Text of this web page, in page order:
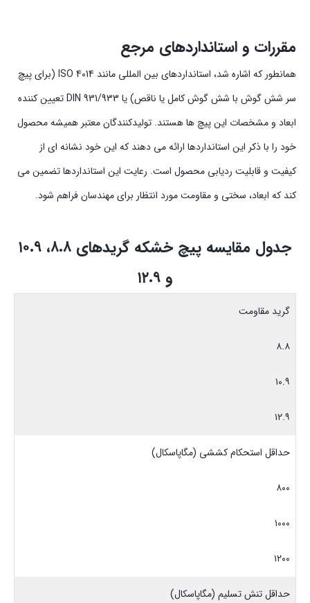
مقررات و استانداردهای مرجع
همانطور که اشاره شد، استانداردهای بین المللی مانند ISO 4014 (برای پیچ
سر شش گوش با شش گوش کامل یا ناقص) یا DIN 931/933 تعیین کننده
ابعاد و مشخصات این پیچ ها هستند. تولیدکنندگان معتبر همیشه محصول
خود را با ذکر این استانداردها ارائه می دهند که این خود نشانه ای از
کیفیت و قابلیت ردیابی محصول است. رعایت این استانداردها تضمین می
کند که ابعاد، سختی و مقاومت مورد انتظار برای مهندسان فراهم شود.
جدول مقایسه پیچ خشکه گریدهای ۸.۸، ۱۰.۹
و ۱۲.۹
گرید مقاومت
۸.۸
۱۰.۹
۱۲.۹
حداقل استحکام کششی (مگاپاسکال)
۸۰۰
۱۰۰۰
۱۲۰۰
حداقل تنش تسلیم (مگاپاسکال)